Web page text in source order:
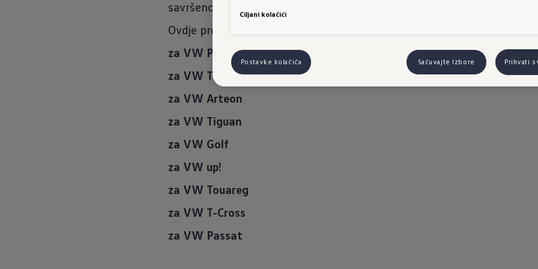
savršeno odgovaraju vašem VW modelu.
Ovdje pronađite felge za vaš Volkswagen:
za VW Polo
za VW T-Roc
za VW Arteon
za VW Tiguan
za VW Golf
za VW up!
za VW Touareg
za VW T-Cross
za VW Passat
Ciljani kolačići
Postavke kolačića Sačuvajte Izbore Prihvati